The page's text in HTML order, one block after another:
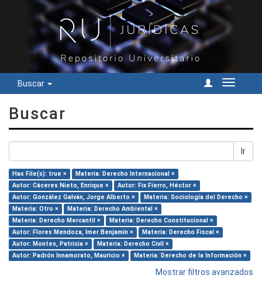
Buscar
Cambiar
Buscar
Ir
Has File(s): true ×
Materia: Derecho Internacional ×
Autor: Cáceres Nieto, Enrique ×
Autor: Fix Fierro, Héctor ×
Autor: González Galván, Jorge Alberto ×
Materia: Sociología del Derecho ×
Materia: Otro ×
Materia: Derecho Ambiental ×
Materia: Derecho Mercantil ×
Materia: Derecho Constitucional ×
Autor: Flores Mendoza, Imer Benjamín ×
Materia: Derecho Fiscal ×
Autor: Montes, Patricia ×
Materia: Derecho Civil ×
Autor: Padrón Innamorato, Mauricio ×
Materia: Derecho de la Información ×
Mostrar filtros avanzados